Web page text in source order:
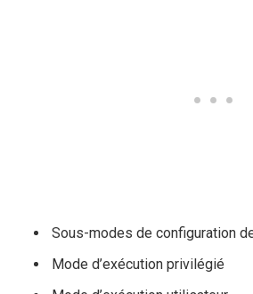
Sous-modes de configuration
Mode d’exécution privilégié